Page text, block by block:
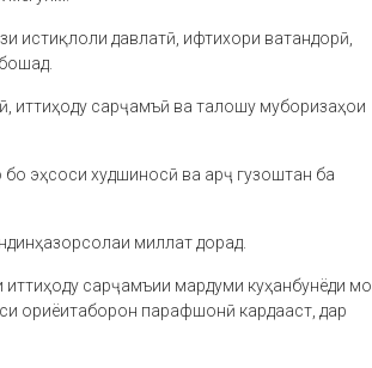
истиқлоли давлатӣ, ифтихори ватандорӣ,
иттиҳоду сарҷамъӣ ва талошу муборизаҳои
эҳсоси худшиносӣ ва арҷ гузоштан ба
миллат дорад.
сарҷамъии мардуми куҳанбунёди мо
ориёитаборон парафшонӣ кардааст, дар